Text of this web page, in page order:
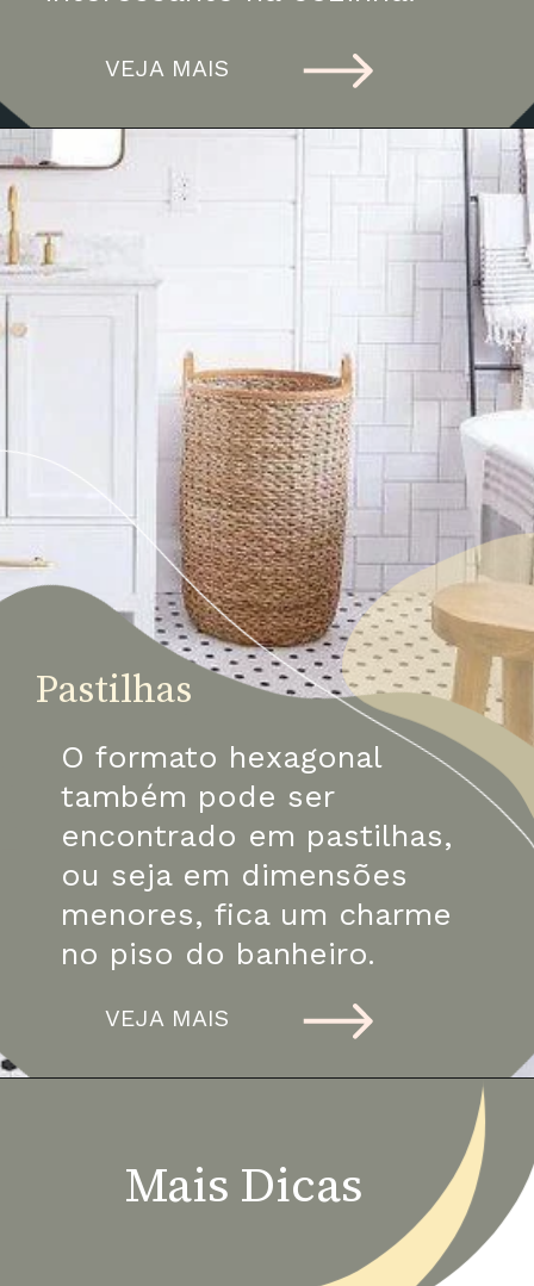
VEJA MAIS
O formato hexagonal
também pode ser
encontrado em pastilhas,
ou seja em dimensões
menores, fica um charme
no piso do banheiro.
VEJA MAIS
Pastilhas
Mais Dicas